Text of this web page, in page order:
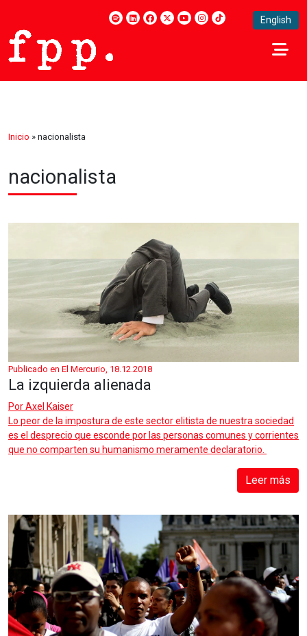
English
Inicio » nacionalista
nacionalista
Publicado en El Mercurio, 18.12.2018
La izquierda alienada
PorAxel Kaiser
Lo peor de la impostura de este sector elitista de nuestra sociedad
es el desprecio que esconde por las personas comunes y corrientes
que no comparten su humanismo meramente declaratorio.
Leer más